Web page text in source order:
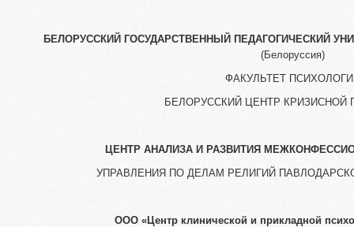
БЕЛОРУССКИЙ ГОСУДАРСТВЕННЫЙ ПЕДАГОГИЧЕСКИЙ
(Белоруссия)
ФАКУЛЬТЕТ
БЕЛОРУССКИЙ ЦЕНТР КРИЗИСНОЙ
ЦЕНТР АНАЛИЗА И РАЗВИТИЯ
УПРАВЛЕНИЯ ПО ДЕЛАМ РЕЛИГИЙ
ООО «Центр клинической и прикладной